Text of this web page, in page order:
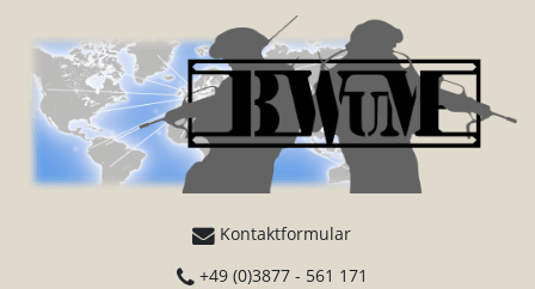
Kontaktformular
+49 (0)3877 - 561 171